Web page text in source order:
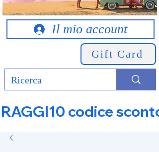
Il mio account
Gift Card
RAGGI10 codice